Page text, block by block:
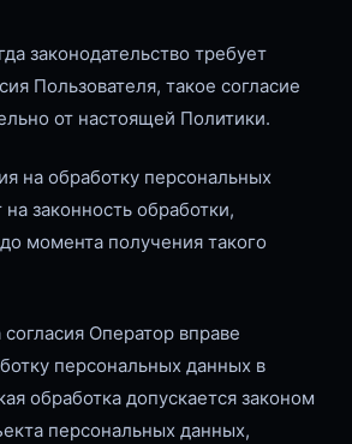
законодательство требует
Пользователя, такое согласие
от настоящей Политики.
на обработку персональных
законность обработки,
момента получения такого
Оператор вправе
персональных данных в
обработка допускается законом
персональных данных,